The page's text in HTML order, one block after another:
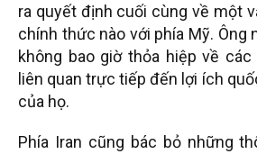
ra quyết định cuối cùng về một
chính thức nào với phía Mỹ. Ông
không bao giờ thỏa hiệp về các
liên quan trực tiếp đến lợi ích
của họ.
Phía Iran cũng bác bỏ những